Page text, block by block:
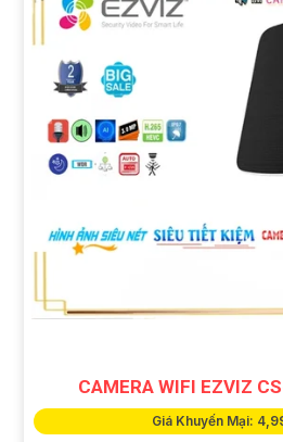
CAMERA WIFI EZVIZ
Giá Khuyến Mại: